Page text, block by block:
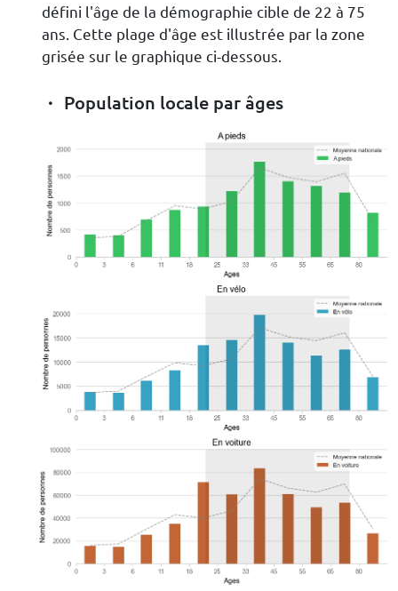
défini l'âge de la démographie cible de 22 à 75
ans. Cette plage d'âge est illustrée par la zone
grisée sur le graphique ci-dessous.
Population locale par âges